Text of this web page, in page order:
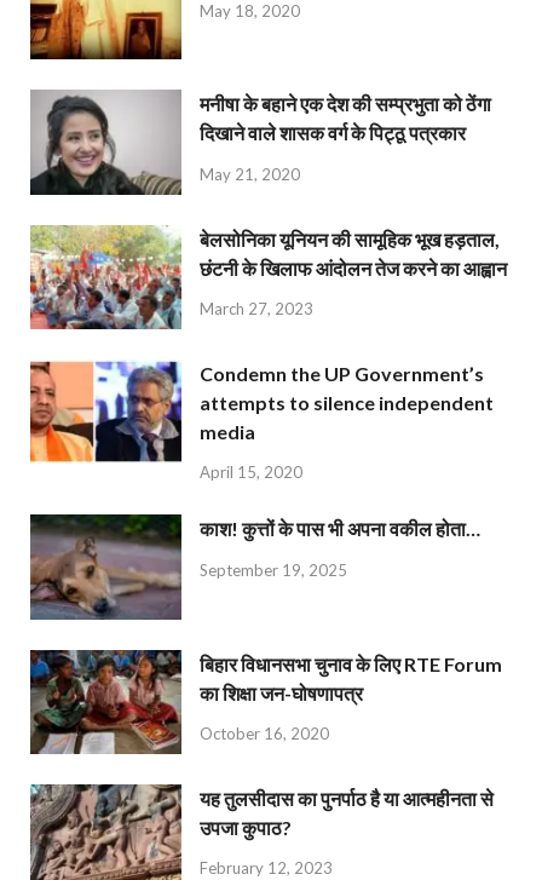
May 18, 2020
मनीषा के बहाने एक देश की सम्प्रभुता को ठेंगा
दिखाने वाले शासक वर्ग के पिट्ठू पत्रकार
May 21, 2020
बेलसोनिका यूनियन की सामूहिक भूख हड़ताल,
छंटनी के खिलाफ आंदोलन तेज करने का आह्वान
March 27, 2023
Condemn the UP Government’s
attempts to silence independent
media
April 15, 2020
काश! कुत्तों के पास भी अपना वकील होता…
September 19, 2025
बिहार विधानसभा चुनाव के लिए RTE Forum
का शिक्षा जन-घोषणापत्र
October 16, 2020
यह तुलसीदास का पुनर्पाठ है या आत्महीनता से
उपजा कुपाठ?
February 12, 2023